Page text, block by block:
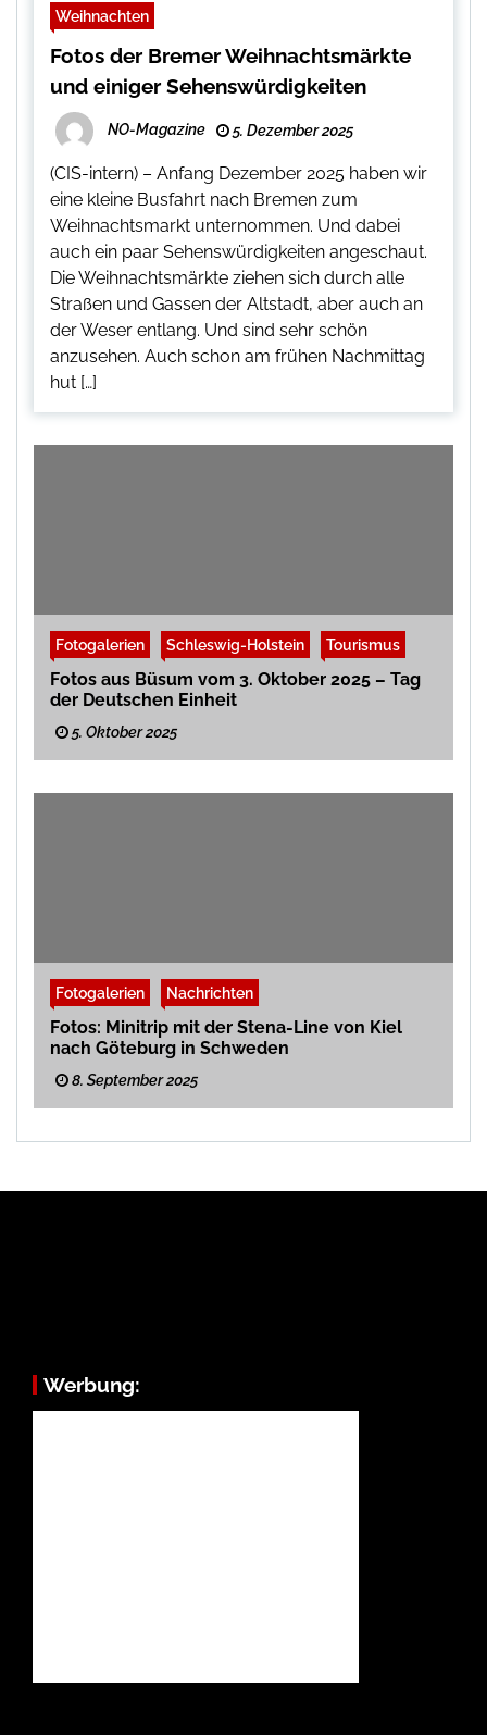
Weihnachten
Fotos der Bremer Weihnachtsmärkte
und einiger Sehenswürdigkeiten
NO-Magazine 5. Dezember 2025
(CIS-intern) – Anfang Dezember 2025 haben wir
eine kleine Busfahrt nach Bremen zum
Weihnachtsmarkt unternommen. Und dabei
auch ein paar Sehenswürdigkeiten angeschaut.
Die Weihnachtsmärkte ziehen sich durch alle
Straßen und Gassen der Altstadt, aber auch an
der Weser entlang. Und sind sehr schön
anzusehen. Auch schon am frühen Nachmittag
hut […]
Fotogalerien Schleswig-Holstein Tourismus
Fotos aus Büsum vom 3. Oktober 2025 – Tag
der Deutschen Einheit
5. Oktober 2025
Fotogalerien Nachrichten
Fotos: Minitrip mit der Stena-Line von Kiel
nach Göteburg in Schweden
8. September 2025
Werbung: